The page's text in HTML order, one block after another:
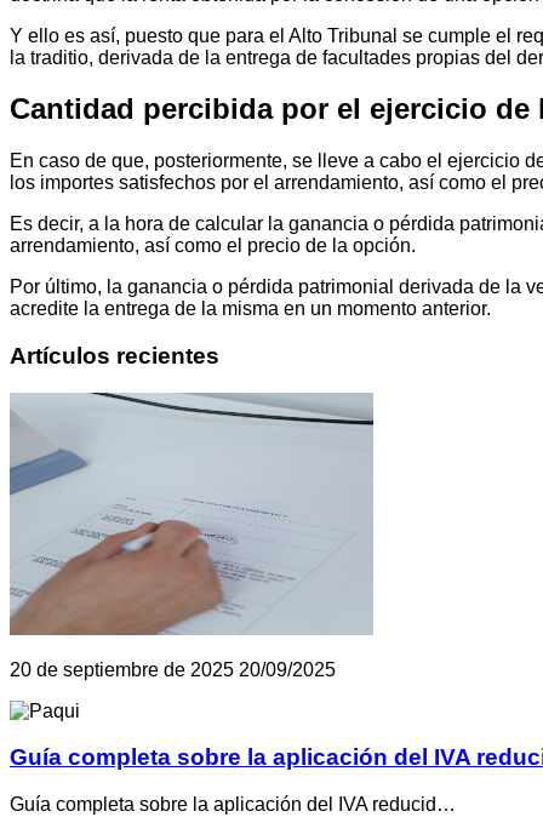
Y ello es así, puesto que para el Alto Tribunal se cumple el
la traditio, derivada de la entrega de facultades propias del
Cantidad percibida por el ejercicio de
En caso de que, posteriormente, se lleve a cabo el ejercicio
los importes satisfechos por el arrendamiento, así como el
Es decir, a la hora de calcular la ganancia o pérdida
arrendamiento, así como el precio de la opción.
Por último, la ganancia o pérdida patrimonial derivada de la
acredite la entrega de la misma en un momento anterior.
Artículos recientes
20 de septiembre de 2025 20/09/2025
Guía completa sobre la aplicación del IVA
Guía completa sobre la aplicación del IVA reducid…